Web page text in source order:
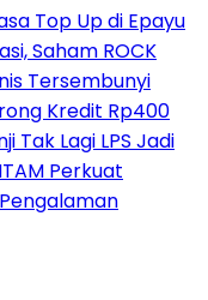
Top Up di Epayu
Saham ROCK
Tersembunyi
Kredit Rp400
Tak Lagi LPS Jadi
Perkuat